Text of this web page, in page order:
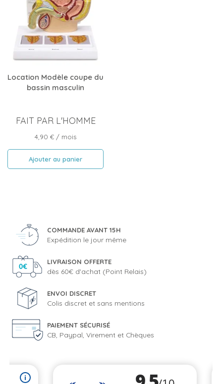
Location Modèle coupe du
bassin masculin
FAIT PAR L'HOMME
Prix
4,90 € / mois
Ajouter au panier
COMMANDE AVANT 15H
Expédition le jour même
LIVRAISON OFFERTE
dès 60€ d'achat (Point Relais)
ENVOI DISCRET
Colis discret et sans mentions
PAIEMENT SÉCURISÉ
CB, Paypal, Virement et Chèques